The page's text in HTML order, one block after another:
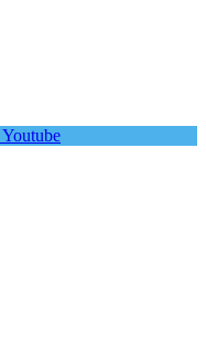
Youtube